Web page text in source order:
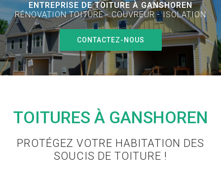
ENTREPRISE DE TOITURE À GANSHOREN
RÉNOVATION TOITURE - COUVREUR - ISOLATION
CONTACTEZ-NOUS
TOITURES À GANSHOREN
PROTÉGEZ VOTRE HABITATION DES
SOUCIS DE TOITURE !